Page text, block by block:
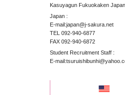
Kasuyagun Fukuokaken Japan
Japan :
E-mail:japan@j-sakura.net
TEL 092-940-6877
FAX 092-940-6872
Student Recruitment Staff :
E-